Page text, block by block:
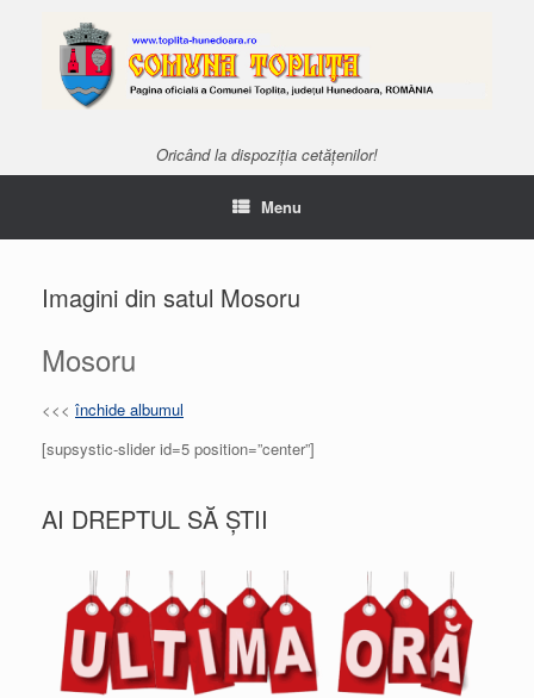
Oricând la dispoziția cetățenilor!
Menu
Imagini din satul Mosoru
Mosoru
<<< închide albumul
[supsystic-slider id=5 position=”center”]
AI DREPTUL SĂ ȘTII